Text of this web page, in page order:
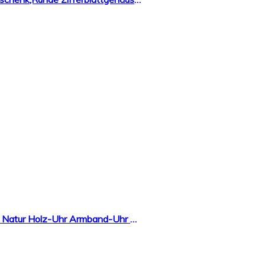
Handgefertigte Flache Holzwerk Germany® Designer Unisex Herren-Uhr Damen-Uhr Öko Natur Holz-Uhr Armband-Uhr Analog Klassisch Quarz-Uhr Braun Schwarz Leder-Armband und Holz Ziffernblatt